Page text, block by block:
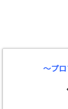
～プ